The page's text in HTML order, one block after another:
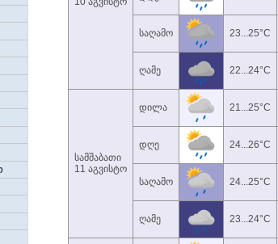
საღამო 23...25°C
ღამე 22...24°C
სამშაბათი
11 აგვისტო
დილა 21...25°C
დღე 24...26°C
საღამო 24...25°C
ღამე 23...24°C